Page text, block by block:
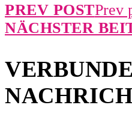
PREV POSTPrev
NÄCHSTER